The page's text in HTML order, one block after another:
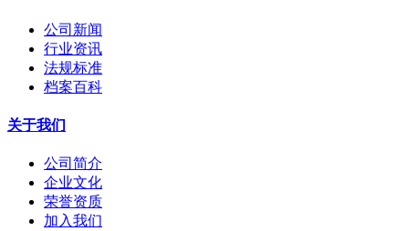
公司新闻
行业资讯
法规标准
档案百科
关于我们
公司简介
企业文化
荣誉资质
加入我们